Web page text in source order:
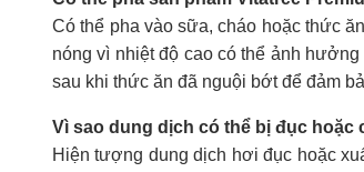
Có thể pha vào sữa, cháo hoặc thức
nóng vì nhiệt độ cao có thể ảnh
sau khi thức ăn đã nguội bớt để đảm
Vì sao dung dịch có thể bị đục hoặc
Hiện tượng dung dịch hơi đục hoặc